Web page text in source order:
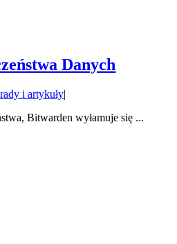
Danych
i artykuły|
Bitwarden wyłamuje się ...